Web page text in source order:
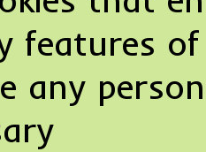
features
any